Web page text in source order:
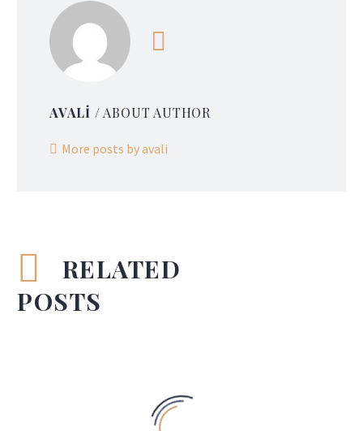
AVALI / ABOUT AUTHOR
More posts by avali
RELATED
POSTS